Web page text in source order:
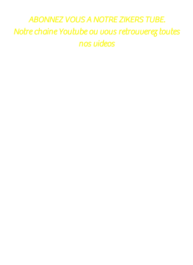
ABONNEZ VOUS A NOTRE ZIKERS TUBE.
Notre chaine Youtube ou vous retrouverez toutes
nos videos